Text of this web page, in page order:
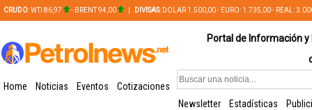
CRUDO: WTI 86,97 - BRENT 94,00 DIVISAS: DOLAR 1.500,00 - EURO: 1.735,00 - REAL:
Portal de Información
Home Noticias Eventos
Cotizaciones
Newsletter
Estadísticas